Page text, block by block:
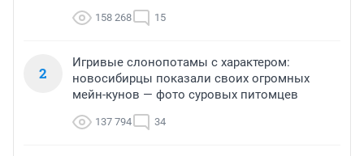
158 268 15
2
Игривые слонопотамы с характером:
новосибирцы показали своих огромных
мейн-кунов — фото суровых питомцев
137 794 34